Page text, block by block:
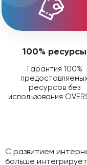
100% ресурсы
Гарантия 100%
ресурсов без
использования
С развитием
больше